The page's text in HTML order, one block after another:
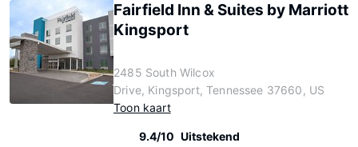
Fairfield Inn & Suites by Marriott
Kingsport
2485 South Wilcox
Drive, Kingsport, Tennessee 37660, US
Toon kaart
9.4/10 Uitstekend